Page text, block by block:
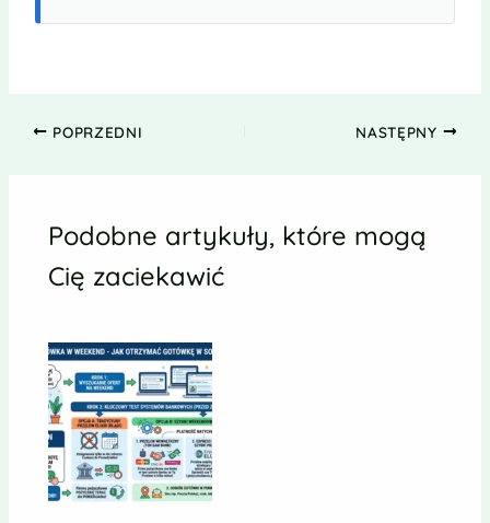
POPRZEDNI NASTĘPNY
Podobne artykuły, które mogą
Cię zaciekawić